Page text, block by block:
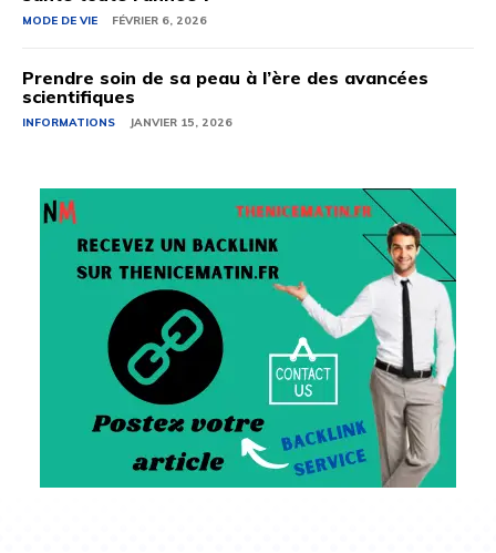
MODE DE VIE FÉVRIER 6, 2026
Prendre soin de sa peau à l’ère des avancées
scientifiques
INFORMATIONS JANVIER 15, 2026